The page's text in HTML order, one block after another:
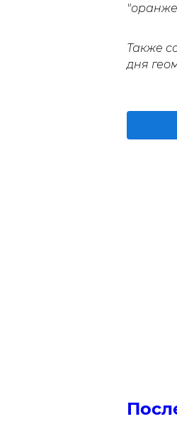
Также
дня